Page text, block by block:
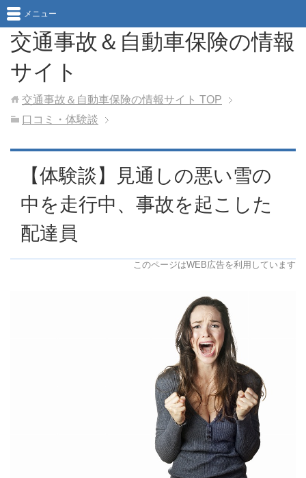
交通事故＆自動車保険の情報
サイト
メニュー
交通事故＆自動車保険の情報サイト TOP
口コミ・体験談
【体験談】見通しの悪い雪の
中を走行中、事故を起こした
配達員
このページはWEB広告を利用しています